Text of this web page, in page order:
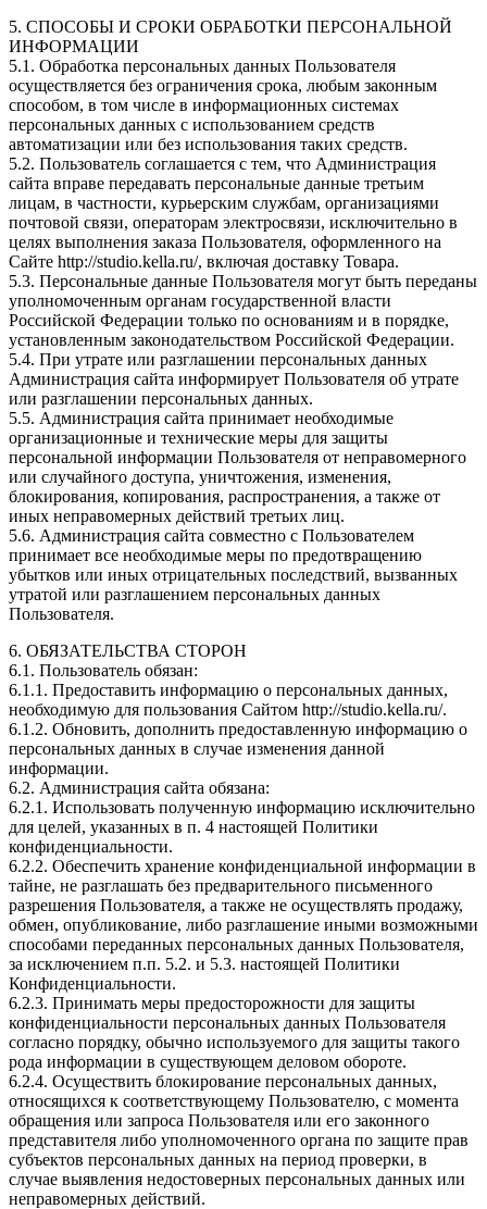
5. СПОСОБЫ И СРОКИ ОБРАБОТКИ ПЕРСОНАЛЬНОЙ
ИНФОРМАЦИИ
5.1. Обработка персональных данных Пользователя
осуществляется без ограничения срока, любым законным
способом, в том числе в информационных системах
персональных данных с использованием средств
автоматизации или без использования таких средств.
5.2. Пользователь соглашается с тем, что Администрация
сайта вправе передавать персональные данные третьим
лицам, в частности, курьерским службам, организациями
почтовой связи, операторам электросвязи, исключительно в
целях выполнения заказа Пользователя, оформленного на
Сайте http://studio.kella.ru/, включая доставку Товара.
5.3. Персональные данные Пользователя могут быть переданы
уполномоченным органам государственной власти
Российской Федерации только по основаниям и в порядке,
установленным законодательством Российской Федерации.
5.4. При утрате или разглашении персональных данных
Администрация сайта информирует Пользователя об утрате
или разглашении персональных данных.
5.5. Администрация сайта принимает необходимые
организационные и технические меры для защиты
персональной информации Пользователя от неправомерного
или случайного доступа, уничтожения, изменения,
блокирования, копирования, распространения, а также от
иных неправомерных действий третьих лиц.
5.6. Администрация сайта совместно с Пользователем
принимает все необходимые меры по предотвращению
убытков или иных отрицательных последствий, вызванных
утратой или разглашением персональных данных
Пользователя.
6. ОБЯЗАТЕЛЬСТВА СТОРОН
6.1. Пользователь обязан:
6.1.1. Предоставить информацию о персональных данных,
необходимую для пользования Сайтом http://studio.kella.ru/.
6.1.2. Обновить, дополнить предоставленную информацию о
персональных данных в случае изменения данной
информации.
6.2. Администрация сайта обязана:
6.2.1. Использовать полученную информацию исключительно
для целей, указанных в п. 4 настоящей Политики
конфиденциальности.
6.2.2. Обеспечить хранение конфиденциальной информации в
тайне, не разглашать без предварительного письменного
разрешения Пользователя, а также не осуществлять продажу,
обмен, опубликование, либо разглашение иными возможными
способами переданных персональных данных Пользователя,
за исключением п.п. 5.2. и 5.3. настоящей Политики
Конфиденциальности.
6.2.3. Принимать меры предосторожности для защиты
конфиденциальности персональных данных Пользователя
согласно порядку, обычно используемого для защиты такого
рода информации в существующем деловом обороте.
6.2.4. Осуществить блокирование персональных данных,
относящихся к соответствующему Пользователю, с момента
обращения или запроса Пользователя или его законного
представителя либо уполномоченного органа по защите прав
субъектов персональных данных на период проверки, в
случае выявления недостоверных персональных данных или
неправомерных действий.